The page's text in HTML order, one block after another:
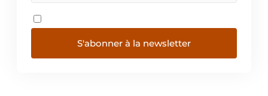
S'abonner à la newsletter